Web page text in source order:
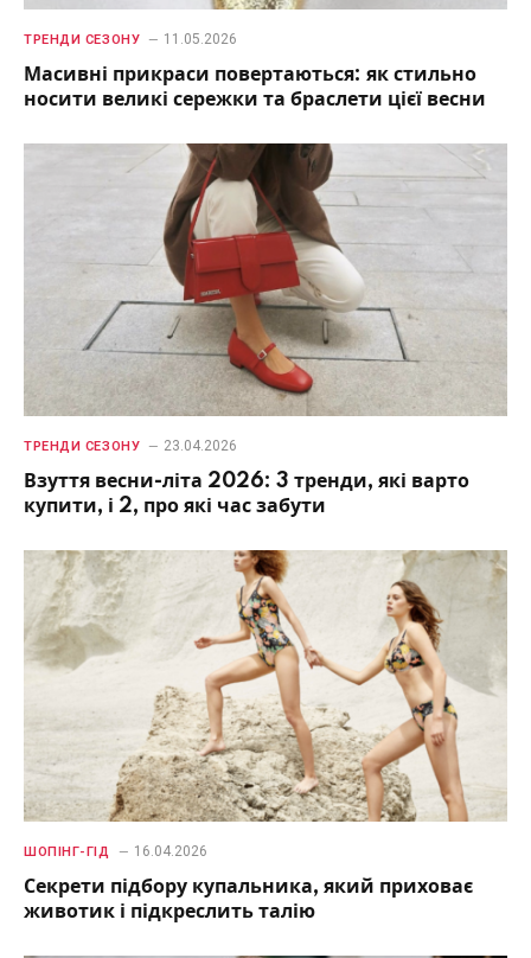
ТРЕНДИ СЕЗОНУ 11.05.2026
Масивні прикраси повертаються: як стильно
носити великі сережки та браслети цієї весни
ТРЕНДИ СЕЗОНУ 23.04.2026
Взуття весни-літа 2026: 3 тренди, які варто
купити, і 2, про які час забути
ШОПІНГ-ГІД 16.04.2026
Секрети підбору купальника, який приховає
животик і підкреслить талію